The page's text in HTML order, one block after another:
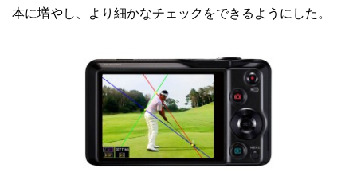
本に増やし、より細かなチェックをできるようにした。